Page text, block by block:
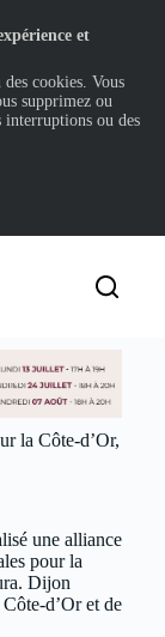
la Côte-d’Or,
une alliance
pour la
Dijon
d’Or et de
et
cookies. Vous
supprimez ou
interruptions ou des